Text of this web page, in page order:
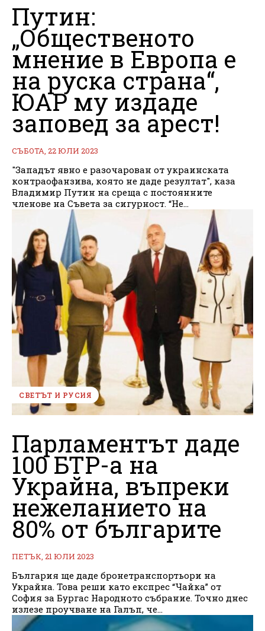
Путин:
„Общественото
мнение в Европа е
на руска страна“,
ЮАР му издаде
заповед за арест!
СЪБОТА, 22 ЮЛИ 2023
"Западът явно е разочарован от украинската
контраофанзива, която не даде резултат", каза
Владимир Путин на среща с постоянните
членове на Съвета за сигурност. “Не...
СВЕТЪТ И РУСИЯ
Парламентът даде
100 БТР-а на
Украйна, въпреки
нежеланието на
80% от българите
ПЕТЪК, 21 ЮЛИ 2023
България ще даде бронетранспортьори на
Украйна. Това реши като експрес “Чайка” от
София за Бургас Народното събрание. Точно днес
излезе проучване на Галъп, че...